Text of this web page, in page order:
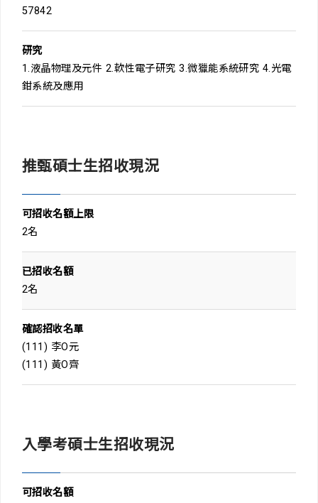
57842
研究
1.液晶物理及元件 2.軟性電子研究 3.微獵能系統研究 4.光電
鉗系統及應用
推甄碩士生招收現況
可招收名額上限
2名
已招收名額
2名
確認招收名單
(111) 李O元
(111) 黃O齊
入學考碩士生招收現況
可招收名額